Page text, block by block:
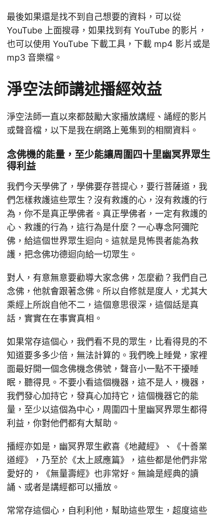
最後如果還是找不到自己想要的資料，可以從
YouTube 上面搜尋，如果找到有 YouTube 的影片，
也可以使用 YouTube 下載工具，下載 mp4 影片或是
mp3 音樂檔。
淨空法師講述播經效益
淨空法師一直以來都鼓勵大家播放講經、誦經的影片
或聲音檔，以下是我在網路上蒐集到的相關資料。
念佛機的能量，至少能讓周圍四十里幽冥界眾生
得利益
我們今天學佛了，學佛要存菩提心，要行菩薩道，我
們怎樣救護這些眾生？沒有救護的心，沒有救護的行
為，你不是真正學佛者。真正學佛者，一定有救護的
心、救護的行為，這行為是什麼？一心專念阿彌陀
佛，給這個世界眾生迴向。這就是見怖畏者能為救
護，把念佛功德迴向給一切眾生。
對人，有意無意要勸導大家念佛，怎麼勸？我們自己
念佛，他就會跟著念佛。所以自修就是度人，尤其大
乘經上所說自他不二，這個意思很深，這個話是真
話，實實在在事實真相。
如果常存這個心，我們看不見的眾生，比看得見的不
知道要多多少倍，無法計算的。我們晚上睡覺，家裡
面最好開一個念佛機念佛號，聲音小一點不干擾睡
眠，聽得見。不要小看這個機器，這不是人，機器，
我們發心加持它，發真心加持它，這個機器它的能
量，至少以這個為中心，周圍四十里幽冥界眾生都得
利益，你對他們都有大幫助。
播經亦如是，幽冥界眾生歡喜《地藏經》、《十善業
道經》，乃至於《太上感應篇》，這些都是他們非常
愛好的，《無量壽經》也非常好。無論是經典的讀
誦、或者是講經都可以播放。
常常存這個心，自利利他，幫助這些眾生，超度這些